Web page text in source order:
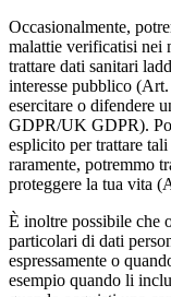
Occasionalmente,
malattie verificatisi nei
trattare dati sanitari
interesse pubblico
esercitare o difendere
GDPR/UK GDPR).
esplicito per trattare
raramente, potremmo
proteggere la tua vita
È inoltre possibile che
particolari di dati
espressamente o
esempio quando li